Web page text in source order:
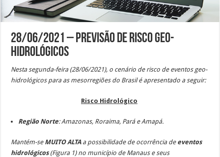
28/06/2021 – Previsão de Risco Geo-
Hidrológicos
Nesta segunda-feira (28/06/2021), o cenário de risco de eventos geo-
hidrológicos para as mesorregiões do Brasil é apresentado a seguir:
Risco Hidrológico
Região Norte: Amazonas, Roraima, Pará e Amapá.
Mantém-se MUITO ALTA a possibilidade de ocorrência de eventos
hidrológicos(Figura 1) no município de Manaus e seus